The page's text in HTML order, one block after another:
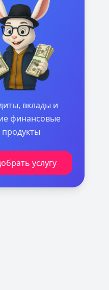
вклады и
финансовые
продукты
услугу